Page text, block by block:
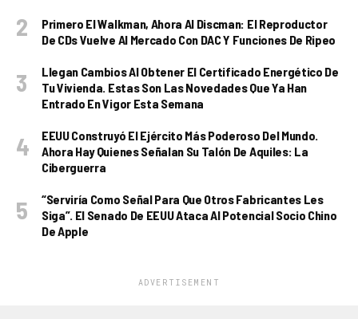
Primero El Walkman, Ahora Al Discman: El Reproductor
De CDs Vuelve Al Mercado Con DAC Y Funciones De Ripeo
Llegan Cambios Al Obtener El Certificado Energético De
Tu Vivienda. Estas Son Las Novedades Que Ya Han
Entrado En Vigor Esta Semana
EEUU Construyó El Ejército Más Poderoso Del Mundo.
Ahora Hay Quienes Señalan Su Talón De Aquiles: La
Ciberguerra
“Serviría Como Señal Para Que Otros Fabricantes Les
Siga”. El Senado De EEUU Ataca Al Potencial Socio Chino
De Apple
ADVERTISEMENT